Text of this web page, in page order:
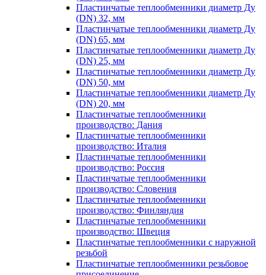
Пластинчатые теплообменники диаметр Ду
(DN) 32, мм
Пластинчатые теплообменники диаметр Ду
(DN) 65, мм
Пластинчатые теплообменники диаметр Ду
(DN) 25, мм
Пластинчатые теплообменники диаметр Ду
(DN) 50, мм
Пластинчатые теплообменники диаметр Ду
(DN) 20, мм
Пластинчатые теплообменники
производство: Дания
Пластинчатые теплообменники
производство: Италия
Пластинчатые теплообменники
производство: Россия
Пластинчатые теплообменники
производство: Словения
Пластинчатые теплообменники
производство: Финляндия
Пластинчатые теплообменники
производство: Швеция
Пластинчатые теплообменники с наружной
резьбой
Пластинчатые теплообменники резьбовое